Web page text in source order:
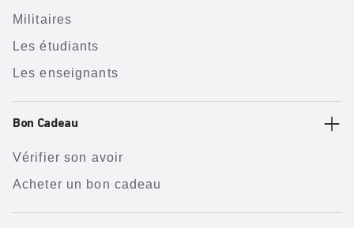
Militaires
Les étudiants
Les enseignants
Bon Cadeau
Vérifier son avoir
Acheter un bon cadeau